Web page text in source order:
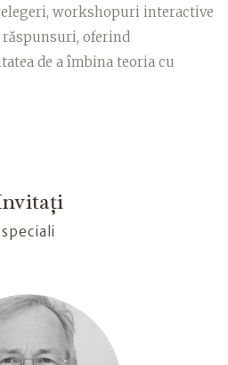
workshopuri interactive
oferind
de a îmbina teoria cu
speciali